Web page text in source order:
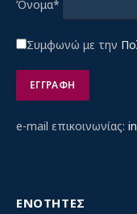
Όνομα*
Συμφωνώ με την
e-mail επικοινωνίας:
ΕΝΟΤΗΤΕΣ